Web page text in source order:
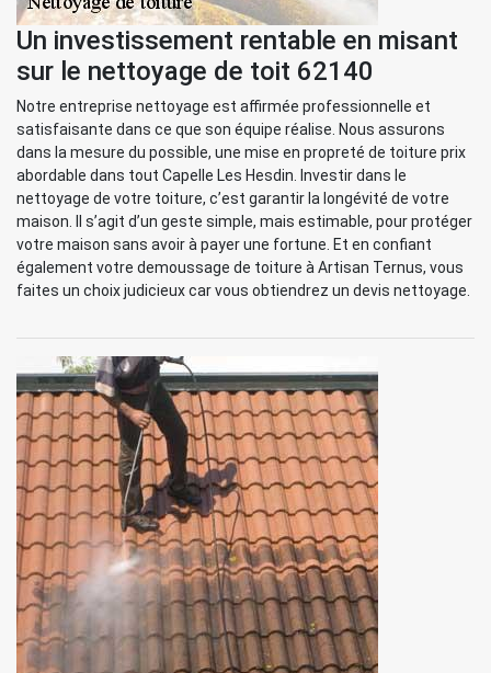
Un investissement rentable en misant
sur le nettoyage de toit 62140
Notre entreprise nettoyage est affirmée professionnelle et
satisfaisante dans ce que son équipe réalise. Nous assurons
dans la mesure du possible, une mise en propreté de toiture prix
abordable dans tout Capelle Les Hesdin. Investir dans le
nettoyage de votre toiture, c’est garantir la longévité de votre
maison. Il s’agit d’un geste simple, mais estimable, pour protéger
votre maison sans avoir à payer une fortune. Et en confiant
également votre demoussage de toiture à Artisan Ternus, vous
faites un choix judicieux car vous obtiendrez un devis nettoyage.